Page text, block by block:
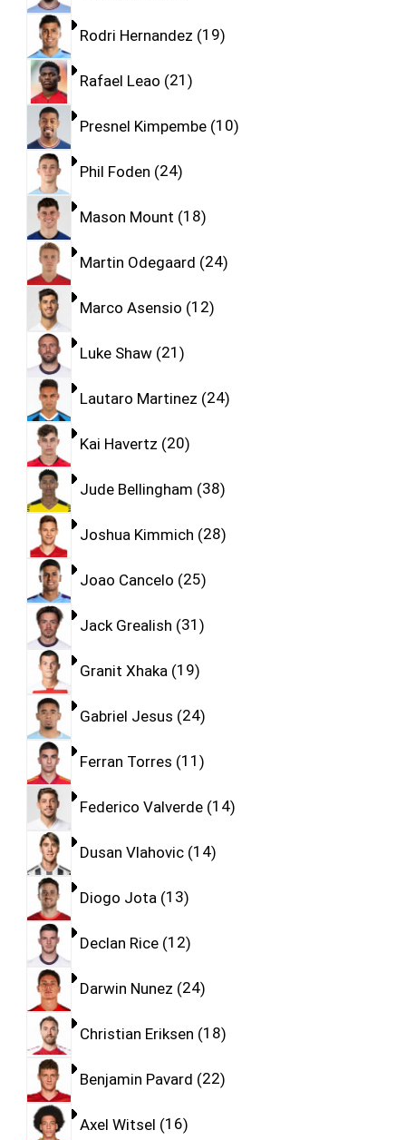
Rodri Hernandez 19
Rafael Leao 21
Presnel Kimpembe 10
Phil Foden 24
Mason Mount 18
Martin Odegaard 24
Marco Asensio 12
Luke Shaw 21
Lautaro Martinez 24
Kai Havertz 20
Jude Bellingham 38
Joshua Kimmich 28
Joao Cancelo 25
Jack Grealish 31
Granit Xhaka 19
Gabriel Jesus 24
Ferran Torres 11
Federico Valverde 14
Dusan Vlahovic 14
Diogo Jota 13
Declan Rice 12
Darwin Nunez 24
Christian Eriksen 18
Benjamin Pavard 22
Axel Witsel 16